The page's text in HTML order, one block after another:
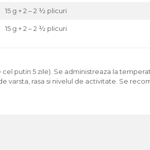
15 g + 2 – 2 ½ plicuri
15 g + 2 – 2 ½ plicuri
putin 5 zile). Se administreaza la
rasa si nivelul de activitate. Se